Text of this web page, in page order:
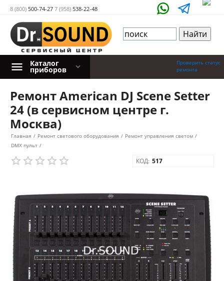
8 (800) 500-74-27 7 (958) 538-22-48
Проверить статус
ремонта
Каталог
приборов
Ремонт American DJ Scene Setter
24 (в сервисном центре г.
Москва)
Главная / Ремонт светового оборудования / Ремонт управления светом /
DMX пульт /
КОД: 517